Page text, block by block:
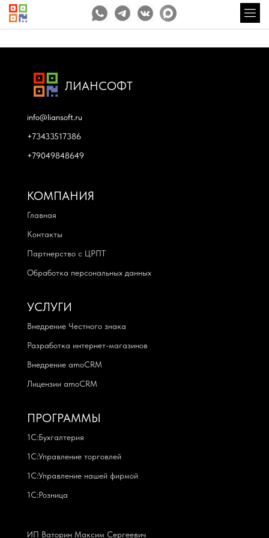
ЛИАНСОФТ
info@liansoft.ru
+73433517386
+79049848649
КОМПАНИЯ
Главная
Контакты
Партнерство с ЦРПТ
Обработка персональных данных
УСЛУГИ
Внедрение Честного знака
Разработка интернет-магазинов
Внедрение amoCRM
Лицензии amoCRM
ПРОГРАММЫ
1С:Бухгалтерия
1С:Управление торговлей
1С:Управление нашей фирмой
1С:Розница
ИП Ваторин Максим Сергеевич